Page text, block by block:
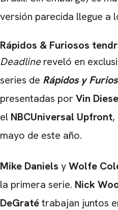
versión parecida llegue a
Rápidos & Furiosos
Deadlinereveló en
series de Rápidos y
presentadas por Vin
el NBCUniversal Upfront,
mayo de este año.
Mike Daniels yWolfe
la primera serie. Nick
DeGratétrabajan juntos